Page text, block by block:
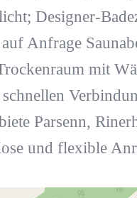
Designer-
Anfrage
mit
Parsenn,
und flexible